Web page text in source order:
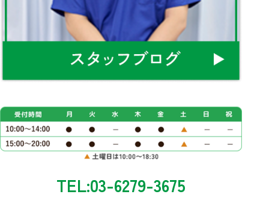
TEL:03-6279-3675